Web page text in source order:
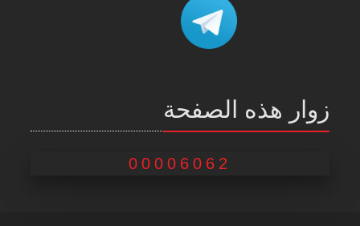
زوار هذه الصفحة
00006062